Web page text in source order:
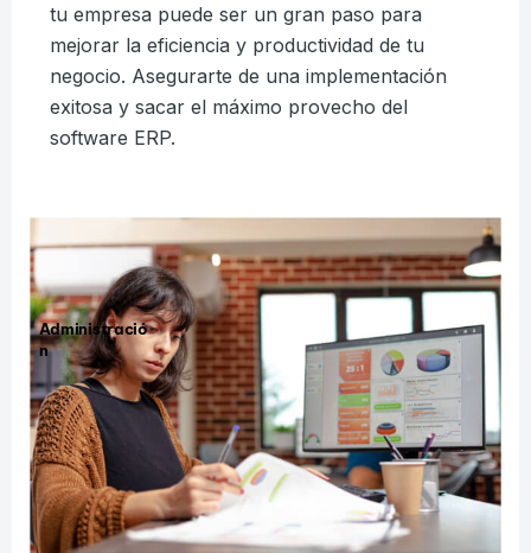
tu empresa puede ser un gran paso para
mejorar la eficiencia y productividad de tu
negocio. Asegurarte de una implementación
exitosa y sacar el máximo provecho del
software ERP.
Administració
n